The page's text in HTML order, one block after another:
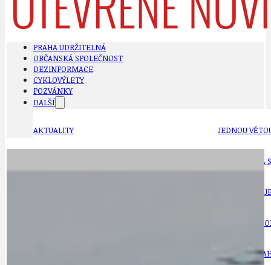
PRAHA UDRŽITELNÁ
OBČANSKÁ SPOLEČNOST
DEZINFORMACE
CYKLOVÝLETY
POZVÁNKY
DALŠÍ
AKTUALITY JEDNOU
KLÁNOVICKÁ
KRUHOVÝ
KULTURNÍ
NÁDRAŽÍ